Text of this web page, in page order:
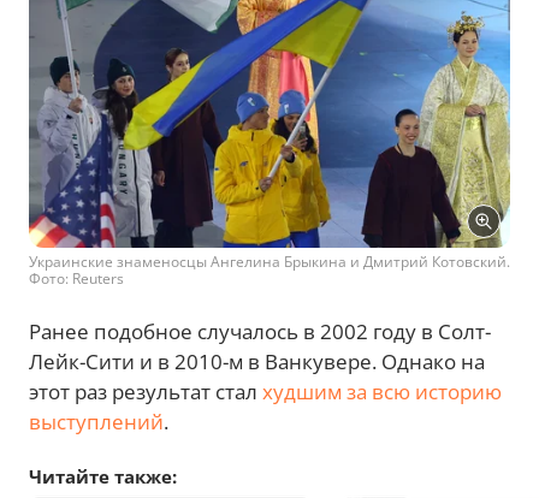
Украинские знаменосцы Ангелина Брыкина и Дмитрий Котовский.
Фото: Reuters
Ранее подобное случалось в 2002 году в Солт-
Лейк-Сити и в 2010-м в Ванкувере. Однако на
этот раз результат стал худшим за всю историю
выступлений.
Читайте также: